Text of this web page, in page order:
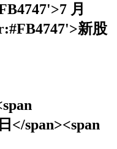
月
新股
</span><span